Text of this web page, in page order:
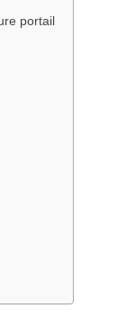
portail